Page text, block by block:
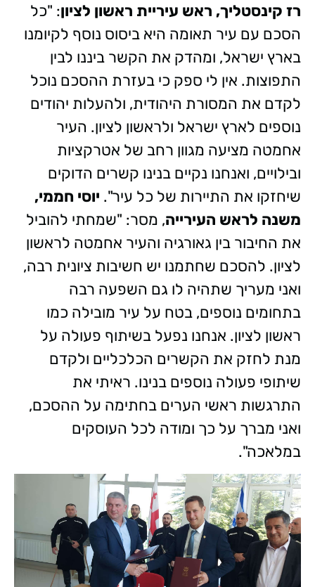
רז קינסטליך, ראש עיריית ראשון לציון: "כל
הסכם עם עיר תאומה היא ביסוס נוסף לקיומנו
בארץ ישראל, ומהדק את הקשר ביננו לבין
התפוצות. אין לי ספק כי בעזרת ההסכם נוכל
לקדם את המסורת היהודית, ולהעלות יהודים
נוספים לארץ ישראל ולראשון לציון. העיר
אחמטה מציעה מגוון רחב של אטרקציות
ובילויים, ואנחנו נקיים בנינו קשרים הדוקים
שיחזקו את התיירות של כל עיר". יוסי חממי,
משנה לראש העירייה, מסר: "שמחתי להוביל
את החיבור בין גאורגיה והעיר אחמטה לראשון
לציון. להסכם שחתמנו יש חשיבות ציונית רבה,
ואני מעריך שתהיה לו גם השפעה רבה
בתחומים נוספים, בטח על עיר מובילה כמו
ראשון לציון. אנחנו נפעל בשיתוף פעולה על
מנת לחזק את הקשרים הכלכליים ולקדם
שיתופי פעולה נוספים בנינו. ראיתי את
התרגשות ראשי הערים בחתימה על ההסכם,
ואני מברך על כך ומודה לכל העוסקים
במלאכה".